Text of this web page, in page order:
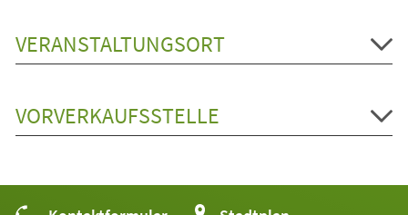
VERANSTALTUNGSORT
VORVERKAUFSSTELLE